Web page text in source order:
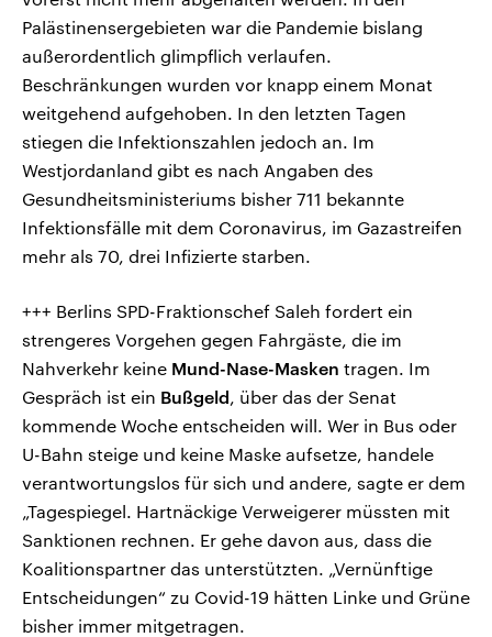
Palästinensergebieten war die Pandemie bislang
außerordentlich glimpflich verlaufen.
Beschränkungen wurden vor knapp einem Monat
weitgehend aufgehoben. In den letzten Tagen
stiegen die Infektionszahlen jedoch an. Im
Westjordanland gibt es nach Angaben des
Gesundheitsministeriums bisher 711 bekannte
Infektionsfälle mit dem Coronavirus, im Gazastreifen
mehr als 70, drei Infizierte starben.
+++ Berlins SPD-Fraktionschef Saleh fordert ein
strengeres Vorgehen gegen Fahrgäste, die im
Nahverkehr keine Mund-Nase-Masken tragen. Im
Gespräch ist ein Bußgeld, über das der Senat
kommende Woche entscheiden will. Wer in Bus oder
U-Bahn steige und keine Maske aufsetze, handele
verantwortungslos für sich und andere, sagte er dem
„Tagespiegel. Hartnäckige Verweigerer müssten mit
Sanktionen rechnen. Er gehe davon aus, dass die
Koalitionspartner das unterstützten. „Vernünftige
Entscheidungen“ zu Covid-19 hätten Linke und Grüne
bisher immer mitgetragen.